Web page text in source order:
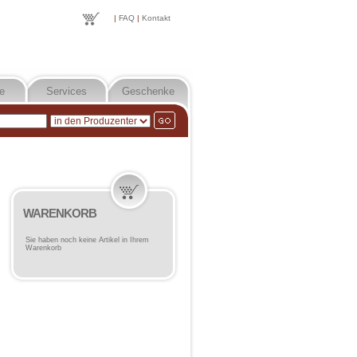
Services Geschenke
| FAQ| Kontakt
WARENKORB
Sie haben noch keine Artikel in Ihrem
Warenkorb